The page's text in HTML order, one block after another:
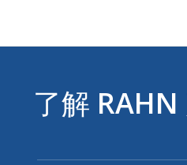
了解 RAHN